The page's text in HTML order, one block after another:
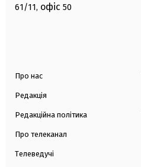
61/11, офіс 50
Про нас
Редакція
Редакційна політика
Про телеканал
Телеведучі